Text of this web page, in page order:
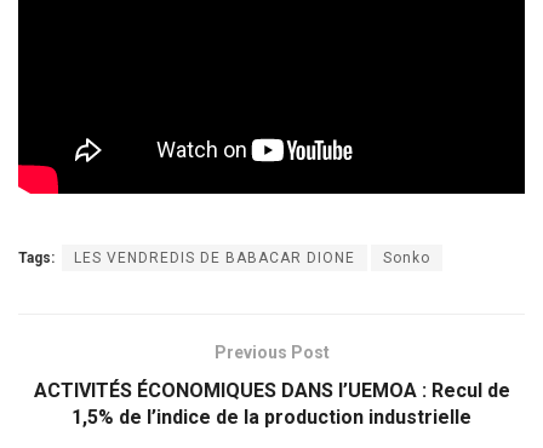
Tags: LES VENDREDIS DE BABACAR DIONE Sonko
Previous Post
ACTIVITÉS ÉCONOMIQUES DANS l’UEMOA : Recul de
1,5% de l’indice de la production industrielle